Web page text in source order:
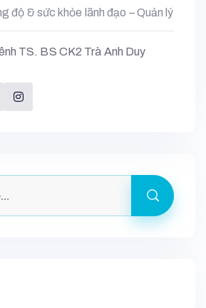
độ & sức khỏe lãnh đạo – Quản lý
TS. BS CK2 Trà Anh Duy